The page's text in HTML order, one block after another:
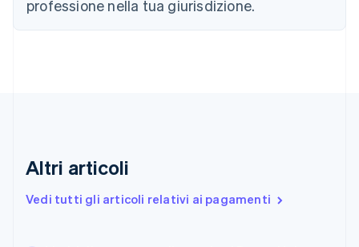
professione nella tua giurisdizione.
Altri articoli
Vedi tutti gli articoli relativi ai pagamenti
简体中文English
Cipro
English
Finlandia